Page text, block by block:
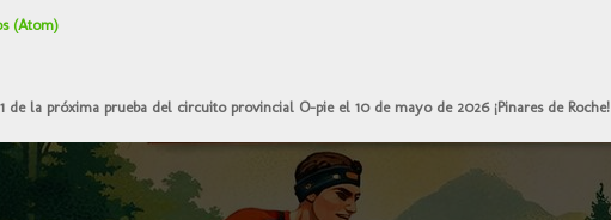
(Atom)
1 de la próxima prueba del circuito provincial O-pie el 10 de mayo de 2026 ¡Pinares de Roche!